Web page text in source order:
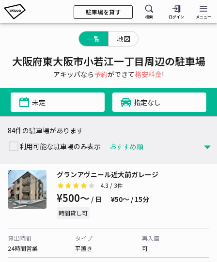
駐車場を貸す
検索 ログイン メニュー
一覧 地図
大阪府東大阪市小若江一丁目周辺の駐車場
アキッパなら予約ができて格安料金!
未定 指定なし
84件の駐車場があります
利用可能な駐車場のみ表示
グランアヴニール近大前ガレージ
4.3 / 3件
¥500〜 / 日 ¥50〜 / 15分
時間貸し可
貸出時間
24時間営業
タイプ
平置き
再入庫
可